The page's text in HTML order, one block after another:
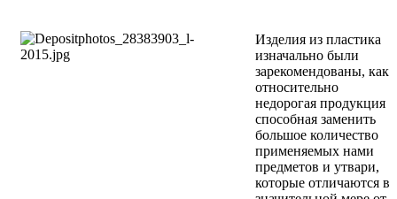
Изделия из пластика
изначально были
зарекомендованы, как
относительно
недорогая продукция
способная заменить
большое количество
применяемых нами
предметов и утвари,
которые отличаются в